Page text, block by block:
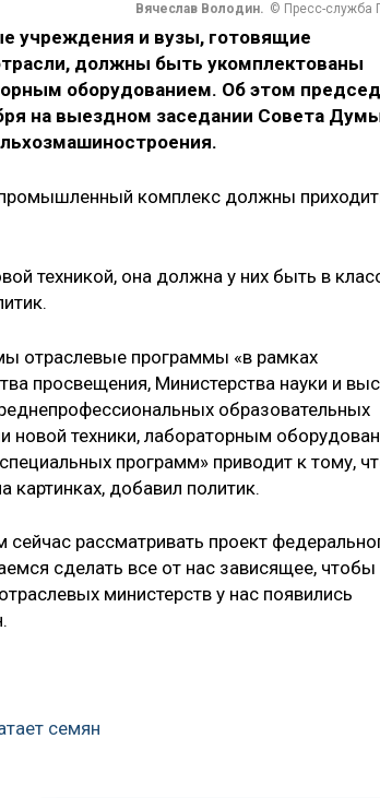
Вячеслав Володин. © Пресс-служба
учреждения и вузы, готовящие
должны быть укомплектованы
оборудованием. Об этом
на выездном заседании Совета
комплекс должны
техникой, она должна у них быть в
отраслевые программы «в рамках
просвещения, Министерства науки и
образовательных
техники, лабораторным
программ» приводит к тому,
картинках, добавил политик.
рассматривать проект
сделать все от нас зависящее, чтобы
министерств у нас появились
семян